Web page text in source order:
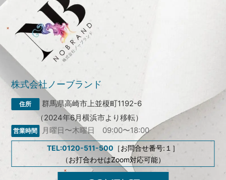
株式会社ノーブランド
群馬県高崎市上並榎町1192-6
（2024年6月横浜市より移転）
月曜日〜木曜日 09:00〜18:00
TEL:0120-511-500 ［お問合せ番号:１］
（お打合わせはZoom対応可能）